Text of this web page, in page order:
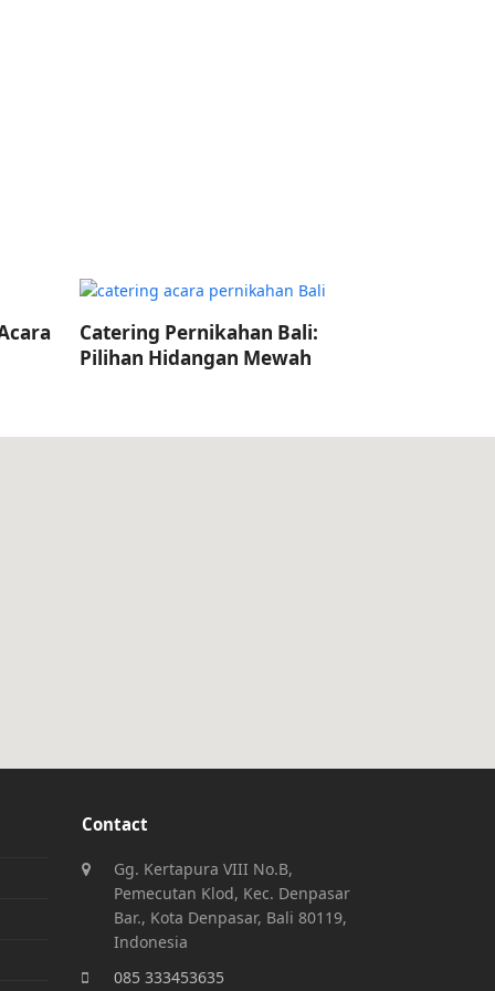
Catering Pernikahan Bali:
Pilihan Hidangan Mewah
Contact
Gg. Kertapura VIII No.B,
Pemecutan Klod, Kec. Denpasar
Bar., Kota Denpasar, Bali 80119,
Indonesia
085 333453635